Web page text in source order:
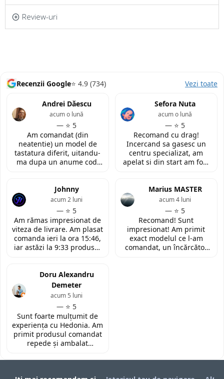
Review-uri
Recenzii Google⭐ 4.9 (734) Vezi toate
Andrei Dăescu
— ⭐ 5
acum o lună
Am comandat (din
neatentie) un model de
tastatura diferit, uitandu-
ma dupa un anume cod.
contactat in urma cererii
de retur si mi-au oferit
modelul potrivit de
tastatura pentru repararea
laptopului. Nu am ce
reprosa! Serviciu prompt si
de incredere!
Sefora Nuta
— ⭐ 5
acum o lună
Recomand cu drag!
Incercand sa gasesc un
centru specializat, am
apelat si din start am fost
fata locului, am fost placut
impresionata de
amabilitatea si priceperea
personalului. Multumesc
tare mult pentru ajutorul
oferit!
Johnny
— ⭐ 5
acum 2 luni
Am rămas impresionat de
viteza de livrare. Am plasat
comanda ieri la ora 15:46,
iar astăzi la 9:33 produsul
exact conform descrierii,
ambalată corespunzător și
la un preț foarte
toată încrederea!
Marius MASTER
— ⭐ 5
acum 4 luni
Recomand! Sunt
impresionat! Am primit
exact modelul ce l-am
comandat, un încărcător
Doru Alexandru
Demeter
— ⭐ 5
acum 5 luni
Sunt foarte mulțumit de
experiența cu Hedonia. Am
primit produsul comandat
repede și ambalat
fost foarte bun față de alte